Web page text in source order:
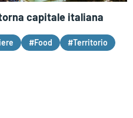
capitale italiana
#Food #Territorio